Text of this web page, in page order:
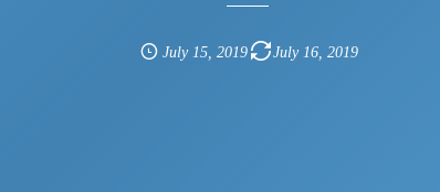
July 15, 2019 July 16,2019